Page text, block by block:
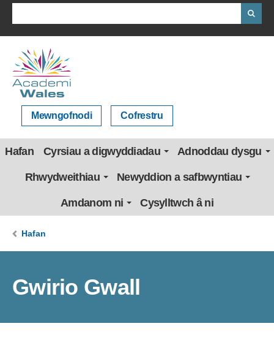
Mewngofnodi Cofrestru
Hafan Cyrsiau a digwyddiadau Adnoddau dysgu
Rhwydweithiau Newyddion a safbwyntiau
Amdanom ni Cysylltwch â ni
Hafan
Gwirio Gwall